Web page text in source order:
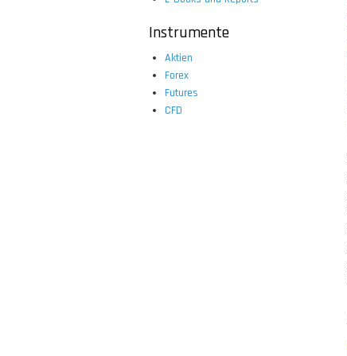
Instrumente
Aktien
Forex
Futures
CFD